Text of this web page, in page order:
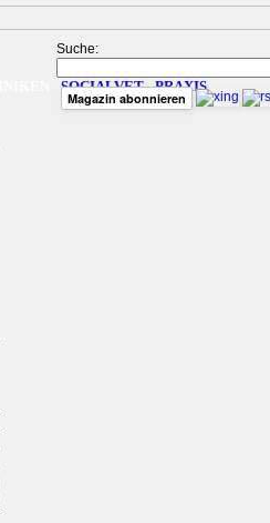
Suche:
Magazin abonnieren
SOCIALVET PRAXIS